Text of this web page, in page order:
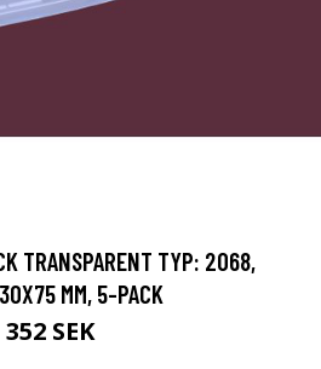
TRANSPARENT TYP: 2068,
MM, 5-PACK
352 SEK